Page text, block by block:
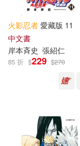
輕小說(25)
(可複選)
江坂純(6)
火影忍者愛藏版 11
中文書
岸本斉史 張紹仁
85 折 $229 $270